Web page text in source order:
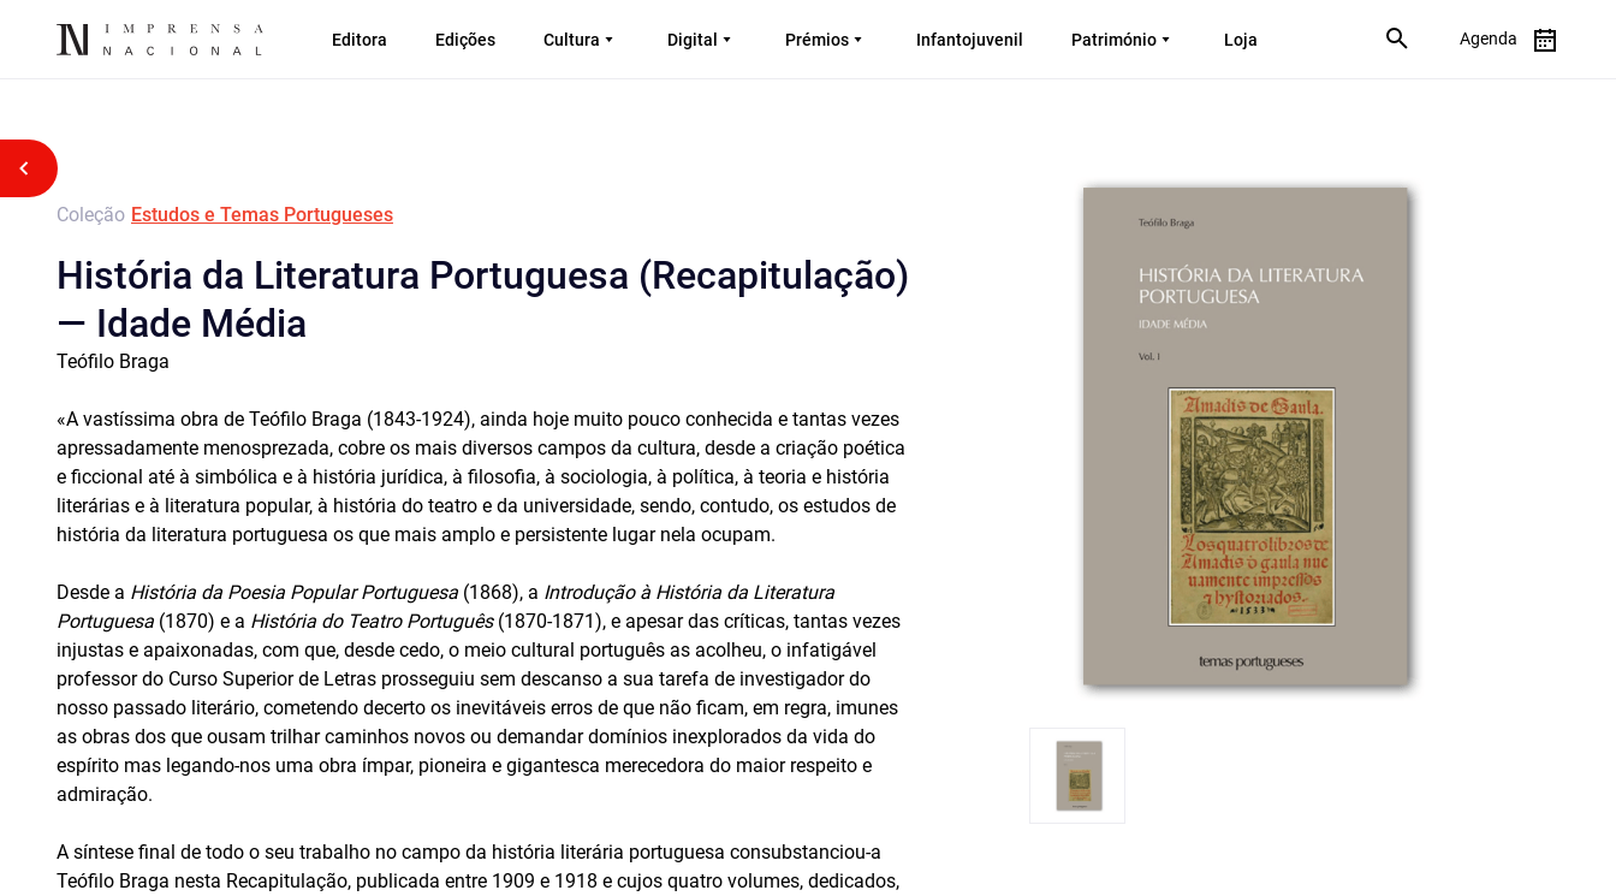
Editora Edições Cultura Digital Prémios Infantojuvenil Património Loja Agenda
Voltar atrás
Coleção Estudos e Temas Portugueses
História da Literatura Portuguesa (Recapitulação)
— Idade Média
Teófilo Braga
«A vastíssima obra de Teófilo Braga (1843-1924), ainda hoje muito pouco conhecida e tantas vezes
apressadamente menosprezada, cobre os mais diversos campos da cultura, desde a criação poética
e ficcional até à simbólica e à história jurídica, à filosofia, à sociologia, à política, à teoria e história
literárias e à literatura popular, à história do teatro e da universidade, sendo, contudo, os estudos de
história da literatura portuguesa os que mais amplo e persistente lugar nela ocupam.
Desde a História da Poesia Popular Portuguesa (1868), a Introdução à História da Literatura
Portuguesa (1870) e a História do Teatro Português(1870-1871), e apesar das críticas, tantas vezes
injustas e apaixonadas, com que, desde cedo, o meio cultural português as acolheu, o infatigável
professor do Curso Superior de Letras prosseguiu sem descanso a sua tarefa de investigador do
nosso passado literário, cometendo decerto os inevitáveis erros de que não ficam, em regra, imunes
as obras dos que ousam trilhar caminhos novos ou demandar domínios inexplorados da vida do
espírito mas legando-nos uma obra ímpar, pioneira e gigantesca merecedora do maior respeito e
admiração.
A síntese final de todo o seu trabalho no campo da história literária portuguesa consubstanciou-a
Teófilo Braga nesta Recapitulação, publicada entre 1909 e 1918 e cujos quatro volumes, dedicados,